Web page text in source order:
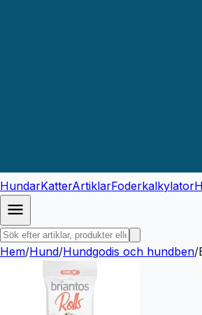
HundarKatterArtiklarFoderkalkylator
Hem/Hund/Hundgodis och hundben/